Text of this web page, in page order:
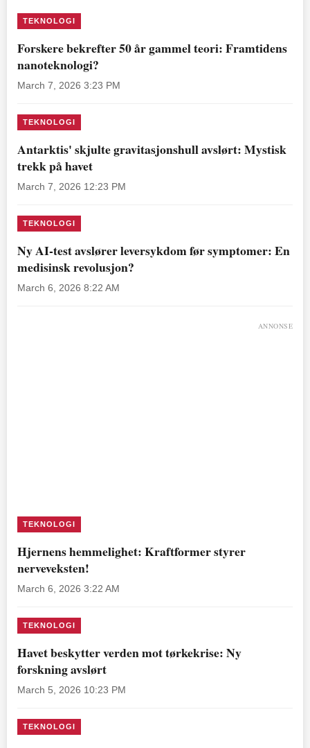
TEKNOLOGI
Forskere bekrefter 50 år gammel teori: Framtidens
nanoteknologi?
March 7, 2026 3:23 PM
TEKNOLOGI
Antarktis' skjulte gravitasjonshull avslørt: Mystisk
trekk på havet
March 7, 2026 12:23 PM
TEKNOLOGI
Ny AI-test avslører leversykdom før symptomer: En
medisinsk revolusjon?
March 6, 2026 8:22 AM
ANNONSE
TEKNOLOGI
Hjernens hemmelighet: Kraftformer styrer
nerveveksten!
March 6, 2026 3:22 AM
TEKNOLOGI
Havet beskytter verden mot tørkekrise: Ny
forskning avslørt
March 5, 2026 10:23 PM
TEKNOLOGI